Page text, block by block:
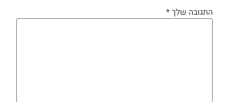
התגובה שלך*